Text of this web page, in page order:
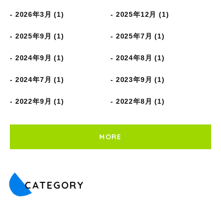
2026年3月 (1) 2025年12月 (1)
2025年9月 (1) 2025年7月 (1)
2024年9月 (1) 2024年8月 (1)
2024年7月 (1) 2023年9月 (1)
2022年9月 (1) 2022年8月 (1)
MORE
CATEGORY